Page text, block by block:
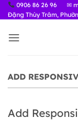
Bỏ
qua
dung
0906 86 26 96 ✉
Đặng Thùy Trâm,
ADD
Add